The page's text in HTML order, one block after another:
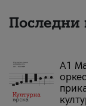
Последни
А1